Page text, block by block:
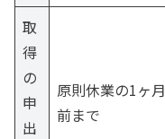
取
得
の
申
出
原則休業の1ヶ月
前まで